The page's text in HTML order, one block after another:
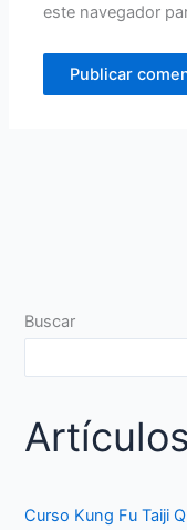
este navegador
Buscar
Curso Kung Fu Taiji